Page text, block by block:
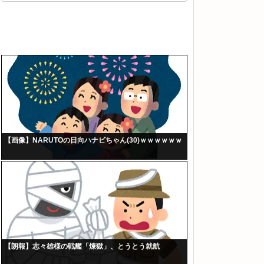
【画像】NARUTOの日向ハナビちゃん(30)ｗｗｗｗｗｗ
【朗報】志々雄様の戦艦「煉獄」、とうとう就航